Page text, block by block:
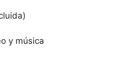
y música